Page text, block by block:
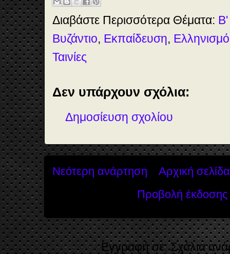
k
n
Διαβάστε Περισσότερα Θέματα: Β'
Βυζάντιο, Εκπαίδευση,
Ταινίες
Δεν υπάρχουν σχόλια:
Δημοσίευση σχολίου
Νεότερη ανάρτηση
Αρχική σελίδα
Προβολή έκδοσης
Εγγραφή σε:Σχόλια